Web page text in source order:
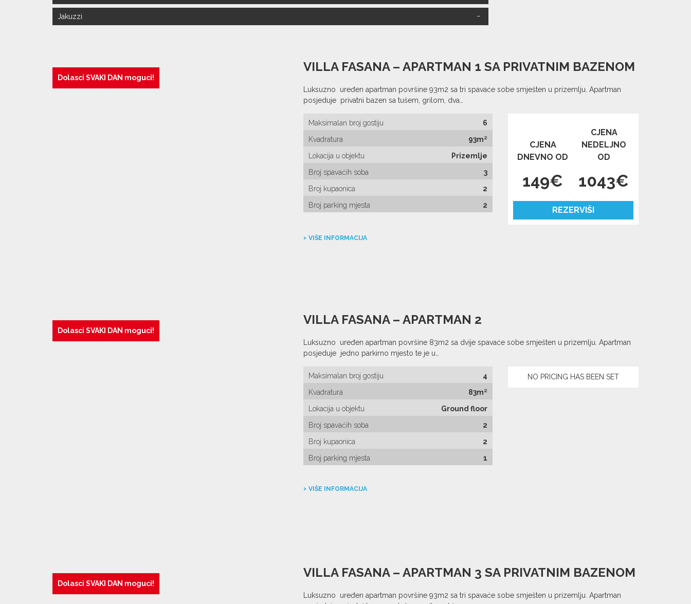
Jakuzzi
Dolasci SVAKI DAN moguci!
VILLA FASANA – APARTMAN 1 SA PRIVATNIM BAZENOM
Luksuzno uređen apartman površine 93m2 sa tri spavaće sobe smješten u prizemlju. Apartman
posjeduje privatni bazen sa tušem, grilom, dva…
Maksimalan broj gostiju
6
Kvadratura
93m²
Lokacija u objektu
Prizemlje
Broj spavaćih soba
3
Broj kupaonica
2
Broj parking mjesta
2
CJENA
DNEVNO OD
149€
CJENA
NEDELJNO
OD
1043€
REZERVIŠI
VIŠE INFORMACIJA
Dolasci SVAKI DAN moguci!
VILLA FASANA – APARTMAN 2
Luksuzno uređen apartman površine 83m2 sa dvije spavaće sobe smješten u prizemlju. Apartman
posjeduje jedno parkirno mjesto te je u…
Maksimalan broj gostiju
4
Kvadratura
83m²
Lokacija u objektu
Ground floor
Broj spavaćih soba
2
Broj kupaonica
2
Broj parking mjesta
1
NO PRICING HAS BEEN SET
VIŠE INFORMACIJA
Dolasci SVAKI DAN moguci!
VILLA FASANA – APARTMAN 3 SA PRIVATNIM BAZENOM
Luksuzno uređen apartman površine 93m2 sa tri spavaće sobe smješten u prizemlju. Apartman